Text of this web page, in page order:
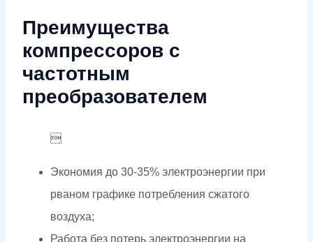
Преимущества
компрессоров с
частотным
преобразователем

Экономия до 30-35% электроэнергии при
рваном графике потребления сжатого
воздуха;
Работа без потерь электроэнергии на